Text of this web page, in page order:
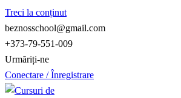
Treci la conținut
beznosschool@gmail.com
+373-79-551-009
Urmăriți-ne
Conectare / Înregistrare